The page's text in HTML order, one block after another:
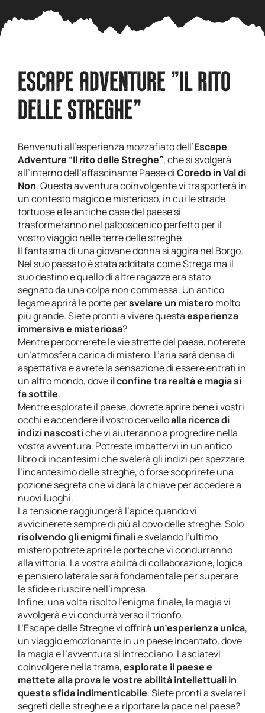
ESCAPE ADVENTURE "IL RITO
DELLE STREGHE"
Benvenuti all’esperienza mozzafiato dell’Escape
Adventure “Il rito delle Streghe”, che si svolgerà
all’interno dell’affascinante Paese diCoredo in Val di
Non. Questa avventura coinvolgente vi trasporterà in
un contesto magico e misterioso, in cui le strade
tortuose e le antiche case del paese si
trasformeranno nel palcoscenico perfetto per il
vostro viaggio nelle terre delle streghe.
Il fantasma di una giovane donna si aggira nel Borgo.
Nel suo passato è stata additata come Strega ma il
suo destino e quello di altre ragazze era stato
segnato da una colpa non commessa. Un antico
legame aprirà le porte persvelare un misteromolto
più grande. Siete pronti a vivere questaesperienza
immersiva e misteriosa?
Mentre percorrerete le vie strette del paese, noterete
un’atmosfera carica di mistero. L’aria sarà densa di
aspettativa e avrete la sensazione di essere entrati in
un altro mondo, doveil confine tra realtà e magia si
fa sottile.
Mentre esplorate il paese, dovrete aprire bene i vostri
occhi e accendere il vostro cervelloalla ricerca di
indizi nascostiche vi aiuteranno a progredire nella
vostra avventura. Potreste imbattervi in un antico
libro di incantesimi che svelerà gli indizi per spezzare
l’incantesimo delle streghe, o forse scoprirete una
pozione segreta che vi darà la chiave per accedere a
nuovi luoghi.
La tensione raggiungerà l’apice quando vi
avvicinerete sempre di più al covo delle streghe. Solo
risolvendo gli enigmi finalie svelando l’ultimo
mistero potrete aprire le porte che vi condurranno
alla vittoria. La vostra abilità di collaborazione, logica
e pensiero laterale sarà fondamentale per superare
le sfide e riuscire nell’impresa.
Infine, una volta risolto l’enigma finale, la magia vi
avvolgerà e vi condurrà verso il trionfo.
L’Escape delle Streghe vi offrirà un’esperienza unica,
un viaggio emozionante in un paese incantato, dove
la magia e l’avventura si intrecciano. Lasciatevi
coinvolgere nella trama,esplorate il paesee
mettete alla prova le vostre abilità intellettuali in
questa sfida indimenticabile. Siete pronti a svelare i
segreti delle streghe e a riportare la pace nel paese?